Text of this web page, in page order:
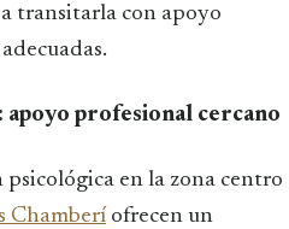
transitarla con apoyo
apoyo profesional cercano
psicológica en la zona centro
Chamberí ofrecen un